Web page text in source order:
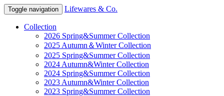
Toggle navigation Lifewares & Co.
Collection
2026 Spring&Summer Collection
2025 Autumn＆Winter Collection
2025 Spring&Summer Collection
2024 Autumn&Winter Collection
2024 Spring&Summer Collection
2023 Autumn&Winter Collection
2023 Spring&Summer Collection